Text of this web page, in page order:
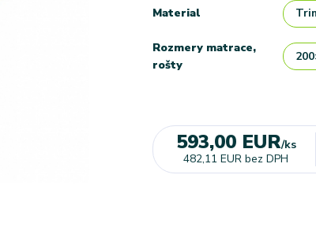
Material
Rozmery matrace,
rošty
593,00 EUR/ks
482,11 EUR bez DPH